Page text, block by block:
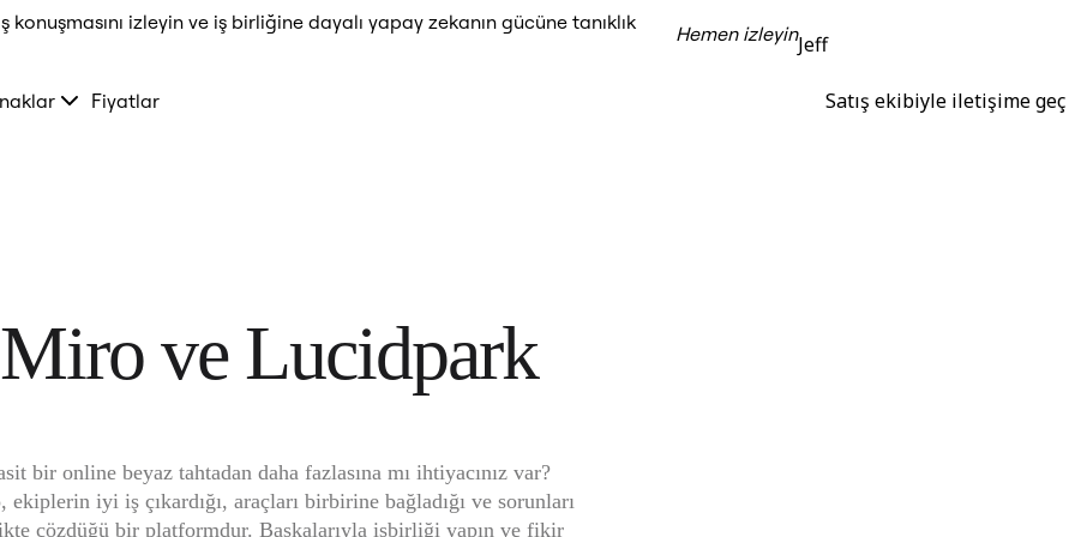
konuşmasını izleyin ve iş birliğine dayalı yapay zekanın gücüne tanıklık Hemen izleyinJeff
Fiyatlar Satış ekibiyle iletişime geç
Miro ve Lucidpark
bir online beyaz tahtadan daha fazlasına mı ihtiyacınız var?
ekiplerin iyi iş çıkardığı, araçları birbirine bağladığı ve sorunları
çözdüğü bir platformdur. Başkalarıyla işbirliği yapın ve fikir